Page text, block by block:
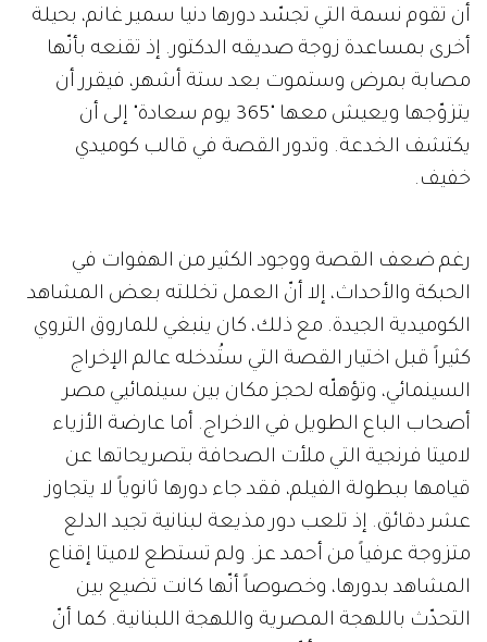
أن تقوم نسمة التي تجسّد دورها دنيا سمير غانم، بحيلة
أخرى بمساعدة زوجة صديقه الدكتور. إذ تقنعه بأنّها
مصابة بمرض وستموت بعد ستة أشهر، فيقرر أن
يتزوّجها ويعيش معها "365 يوم سعادة" إلى أن
يكتشف الخدعة. وتدور القصة في قالب كوميدي
خفيف.
رغم ضعف القصة ووجود الكثير من الهفوات في
الحبكة والأحداث، إلا أنّ العمل تخللته بعض المشاهد
الكوميدية الجيدة. مع ذلك، كان ينبغي للماروق التروي
كثيراً قبل اختيار القصة التي ستُدخله عالم الإخراج
السينمائي، وتؤهلّه لحجز مكان بين سينمائيي مصر
أصحاب الباع الطويل في الاخراج. أما عارضة الأزياء
لاميتا فرنجية التي ملأت الصحافة بتصريحاتها عن
قيامها ببطولة الفيلم، فقد جاء دورها ثانوياً لا يتجاوز
عشر دقائق. إذ تلعب دور مذيعة لبنانية تجيد الدلع
متزوجة عرفياً من أحمد عز. ولم تستطع لاميتا إقناع
المشاهد بدورها، وخصوصاً أنّها كانت تضيع بين
التحدّث باللهجة المصرية واللهجة اللبنانية. كما أنّ